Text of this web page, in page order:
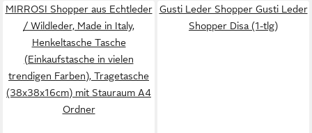
MIRROSI Shopper aus Echtleder
/ Wildleder, Made in Italy,
Henkeltasche Tasche
(Einkaufstasche in vielen
trendigen Farben), Tragetasche
(38x38x16cm) mit Stauraum A4
Ordner
Gusti Leder Shopper Gusti Leder
Shopper Disa (1-tlg)